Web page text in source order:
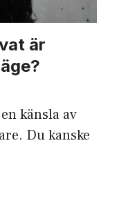
är
känsla av
Du kanske